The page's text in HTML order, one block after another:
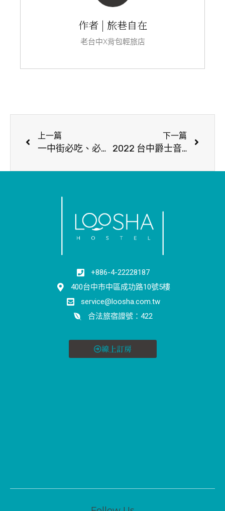
作者 | 旅巷自在
老台中X背包輕旅店
上一篇
一中街必吃、必買攻略｜2022人氣美食推薦，搭配好喝飲料最對味！
下一篇
2022 台中爵士音樂節重磅回歸｜活動時間與店家介紹，悅耳饗宴邀你一同體驗！
+886-4-22228187
400台中市中區成功路10號5樓
service@loosha.com.tw
合法旅宿證號：422
線上訂房